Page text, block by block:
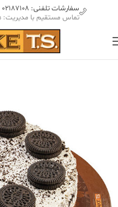
سفارشات تلفنی: 02187108 داخلی 407 - 09370405314 - 09128212003
تماس مستقیم با مدیریت: 09127196955